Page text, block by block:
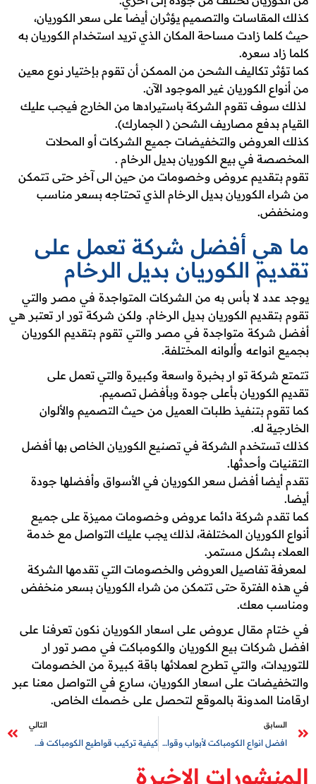
كذلك المقاسات والتصميم يؤثران أيضا على سعر الكوريان،
حيث كلما زادت مساحة المكان الذي تريد استخدام الكوريان به
كلما زاد سعره.
كما تؤثر تكاليف الشحن من الممكن أن تقوم بإختيار نوع معين
من أنواع الكوريان غير الموجود الآن.
لذلك سوف تقوم الشركة باستيرادها من الخارج فيجب عليك
القيام بدفع مصاريف الشحن ( الجمارك).
كذلك العروض والتخفيضات جميع الشركات أو المحلات
المخصصة في بيع الكوريان بديل الرخام .
تقوم بتقديم عروض وخصومات من حين الى آخر حتى تتمكن
من شراء الكوريان بديل الرخام الذي تحتاجه بسعر مناسب
ومنخفض.
ما هي أفضل شركة تعمل على
تقديم الكوريان بديل الرخام
يوجد عدد لا بأس به من الشركات المتواجدة في مصر والتي
تقوم بتقديم الكوريان بديل الرخام. ولكن شركة تور ار تعتبر هي
أفضل شركة متواجدة في مصر والتي تقوم بتقديم الكوريان
بجميع انواعه وألوانه المختلفة.
تتمتع شركة تو ار بخبرة واسعة وكبيرة والتي تعمل على
تقديم الكوريان بأعلى جودة وبأفضل تصميم.
كما تقوم بتنفيذ طلبات العميل من حيث التصميم والألوان
الخارجية له.
كذلك تستخدم الشركة في تصنيع الكوريان الخاص بها أفضل
التقنيات وأحدثها.
تقدم أيضا أفضل سعر الكوريان في الأسواق وأفضلها جودة
أيضا.
كما تقدم شركة دائما عروض وخصومات مميزة على جميع
أنواع الكوريان المختلفة، لذلك يجب عليك التواصل مع خدمة
العملاء بشكل مستمر.
لمعرفة تفاصيل العروض والخصومات التي تقدمها الشركة
في هذه الفترة حتى تتمكن من شراء الكوريان بسعر منخفض
ومناسب معك.
في ختام مقال عروض على اسعار الكوريان نكون تعرفنا على
افضل شركات بيع الكوريان والكومباكت في مصر تور ار
للتوريدات، والتي تطرح لعملائها باقة كبيرة من الخصومات
والتخفيضات على اسعار الكوريان، سارع في التواصل معنا عبر
ارقامنا المدونة بالموقع لتحصل على خصمك الخاص.
السابق
افضل انواع الكومباكت لأبواب وقواطيع الحمامات
التالي
كيفية تركيب قواطيع الكومباكت في الحمامات
المنشورات الاخيرة